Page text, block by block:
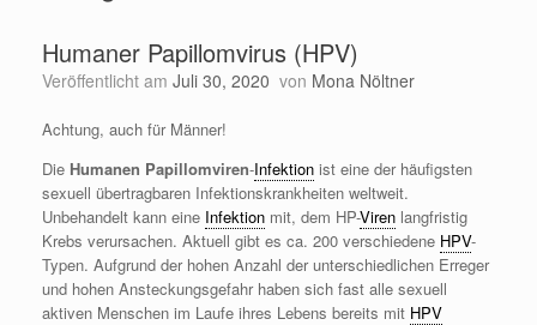
Humaner Papillomvirus (HPV)
Veröffentlicht am Juli 30, 2020 von Mona Nöltner
Achtung, auch für Männer!
Die Humanen Papillomviren-Infektion ist eine der häufigsten
sexuell übertragbaren Infektionskrankheiten weltweit.
Unbehandelt kann eine Infektion mit, dem HP-Viren langfristig
Krebs verursachen. Aktuell gibt es ca. 200 verschiedene HPV-
Typen. Aufgrund der hohen Anzahl der unterschiedlichen Erreger
und hohen Ansteckungsgefahr haben sich fast alle sexuell
aktiven Menschen im Laufe ihres Lebens bereits mit HPV